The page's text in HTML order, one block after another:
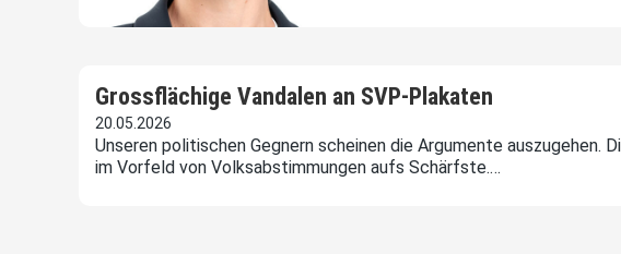
Grossflächige Vandalen an SVP-Plakaten
20.05.2026
Unseren politischen Gegnern scheinen die Argumente auszugehen.
im Vorfeld von Volksabstimmungen aufs Schärfste.…